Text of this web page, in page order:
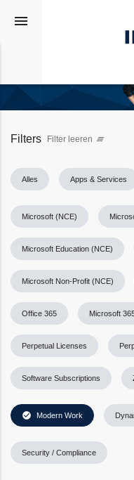
menu
Filters Filter leeren clear_all
Alles Apps & Services
Microsoft (NCE)
Microsoft Education (NCE)
Microsoft Non-Profit (NCE)
check_circle Modern Work
Security / Compliance
Office 365 Microsoft
Perpetual Licenses
Software Subscriptions